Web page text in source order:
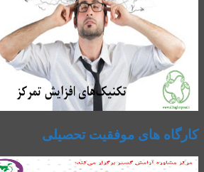
کارگاه های موفقیت تحصیلی